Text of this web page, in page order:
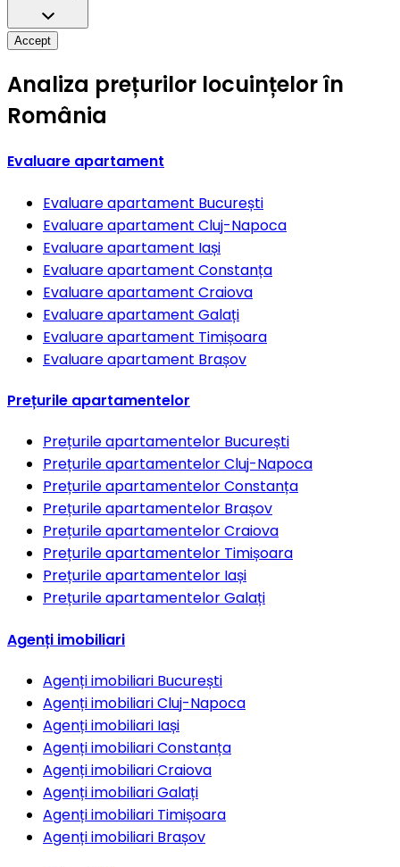
Accept
Analiza prețurilor locuințelor în
România
Evaluare apartament
Evaluare apartament București
Evaluare apartament Cluj-Napoca
Evaluare apartament Iași
Evaluare apartament Constanța
Evaluare apartament Craiova
Evaluare apartament Galați
Evaluare apartament Timișoara
Evaluare apartament Brașov
Prețurile apartamentelor
Prețurile apartamentelor București
Prețurile apartamentelorCluj-Napoca
Prețurile apartamentelorConstanța
Prețurile apartamentelor Brașov
Prețurile apartamentelorCraiova
Prețurile apartamentelor Timișoara
Prețurile apartamentelor Iași
Prețurile apartamentelorGalați
Agenți imobiliari
Agenți imobiliari București
Agenți imobiliariCluj-Napoca
Agenți imobiliari Iași
Agenți imobiliariConstanța
Agenți imobiliariCraiova
Agenți imobiliariGalați
Agenți imobiliari Timișoara
Agenți imobiliari Brașov